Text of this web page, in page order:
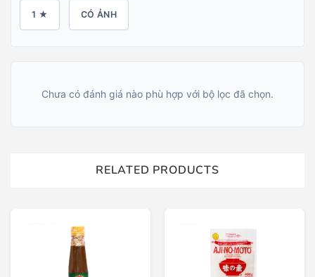
1 ★ CÓ ẢNH
Chưa có đánh giá nào phù hợp với bộ lọc đã chọn.
RELATED PRODUCTS